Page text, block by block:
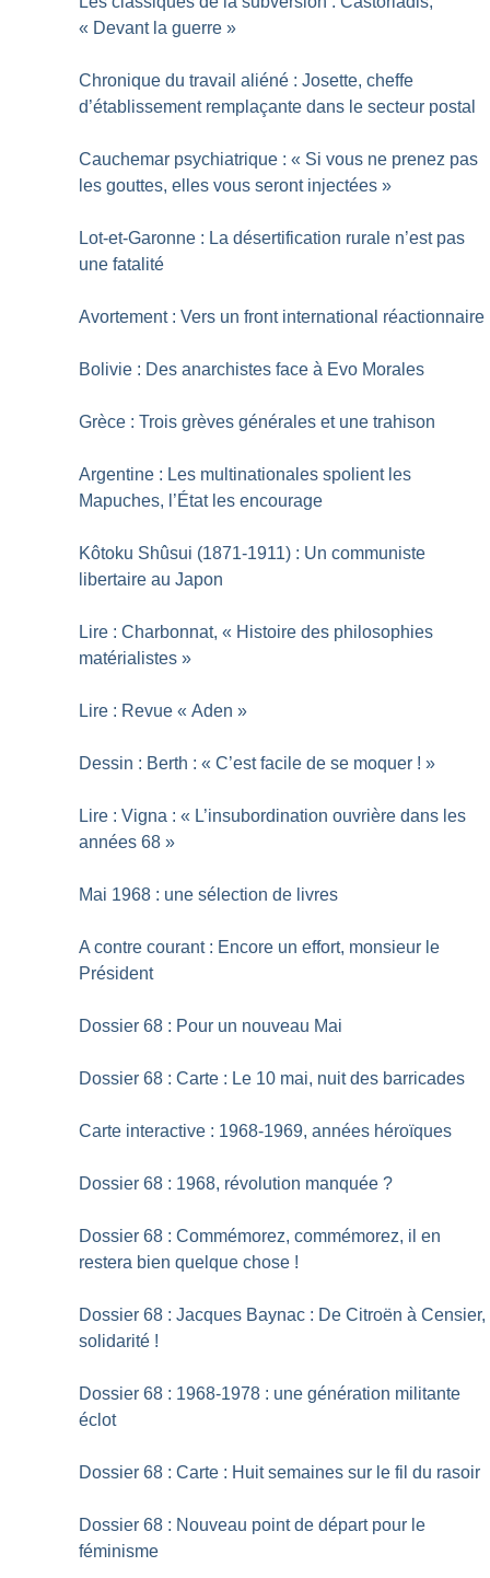
« Devant la guerre »
Chronique du travail aliéné : Josette, cheffe
d’établissement remplaçante dans le secteur postal
Cauchemar psychiatrique : « Si vous ne prenez pas
les gouttes, elles vous seront injectées »
Lot-et-Garonne : La désertification rurale n’est pas
une fatalité
Avortement : Vers un front international réactionnaire
Bolivie : Des anarchistes face à Evo Morales
Grèce : Trois grèves générales et une trahison
Argentine : Les multinationales spolient les
Mapuches, l’État les encourage
Kôtoku Shûsui (1871-1911) : Un communiste
libertaire au Japon
Lire : Charbonnat, « Histoire des philosophies
matérialistes »
Lire : Revue « Aden »
Dessin : Berth : « C’est facile de se moquer ! »
Lire : Vigna : « L’insubordination ouvrière dans les
années 68 »
Mai 1968 : une sélection de livres
A contre courant : Encore un effort, monsieur le
Président
Dossier 68 : Pour un nouveau Mai
Dossier 68 : Carte : Le 10 mai, nuit des barricades
Carte interactive : 1968-1969, années héroïques
Dossier 68 : 1968, révolution manquée ?
Dossier 68 : Commémorez, commémorez, il en
restera bien quelque chose !
Dossier 68 : Jacques Baynac : De Citroën à Censier,
solidarité !
Dossier 68 : 1968-1978 : une génération militante
éclot
Dossier 68 : Carte : Huit semaines sur le fil du rasoir
Dossier 68 : Nouveau point de départ pour le
féminisme